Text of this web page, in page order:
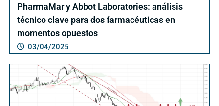
PharmaMar y Abbot Laboratories: análisis
técnico clave para dos farmacéuticas en
momentos opuestos
03/04/2025